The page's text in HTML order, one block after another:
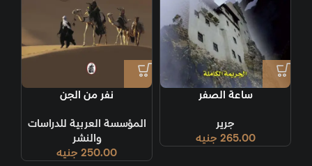
ساعة الصفر
جرير
265.00 جنيه
نفر من الجن
المؤسسة العربية للدراسات
والنشر
250.00 جنيه